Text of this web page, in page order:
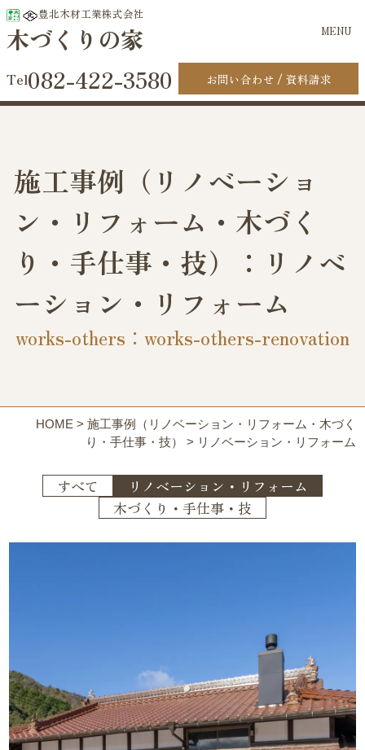
豊北木材工業株式会社
木づくりの家 MENU
082-422-3580 お問い合わせ 資料請求
施工事例（リノベーショ
ン・リフォーム・木づく
り・手仕事・技）：リノベ
ーション・リフォーム
works-others：works-others-renovation
HOME > 施工事例（リノベーション・リフォーム・木づく
り・手仕事・技）
> リノベーション・リフォーム
すべて
リノベーション・リフォーム
木づくり・手仕事・技